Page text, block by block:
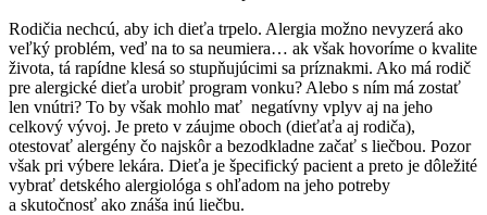
Rodičia nechcú, aby ich dieťa trpelo. Alergia možno nevyzerá ako
veľký problém, veď na to sa neumiera… ak však hovoríme o kvalite
života, tá rapídne klesá so stupňujúcimi sa príznakmi. Ako má rodič
pre alergické dieťa urobiť program vonku? Alebo s ním má zostať
len vnútri? To by však mohlo mať negatívny vplyv aj na jeho
celkový vývoj. Je preto v záujme oboch (dieťaťa aj rodiča),
otestovať alergény čo najskôr a bezodkladne začať s liečbou. Pozor
však pri výbere lekára. Dieťa je špecifický pacient a preto je dôležité
vybrať detského alergiológa s ohľadom na jeho potreby
a skutočnosť ako znáša inú liečbu.